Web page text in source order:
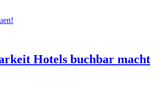
Hotels buchbar macht